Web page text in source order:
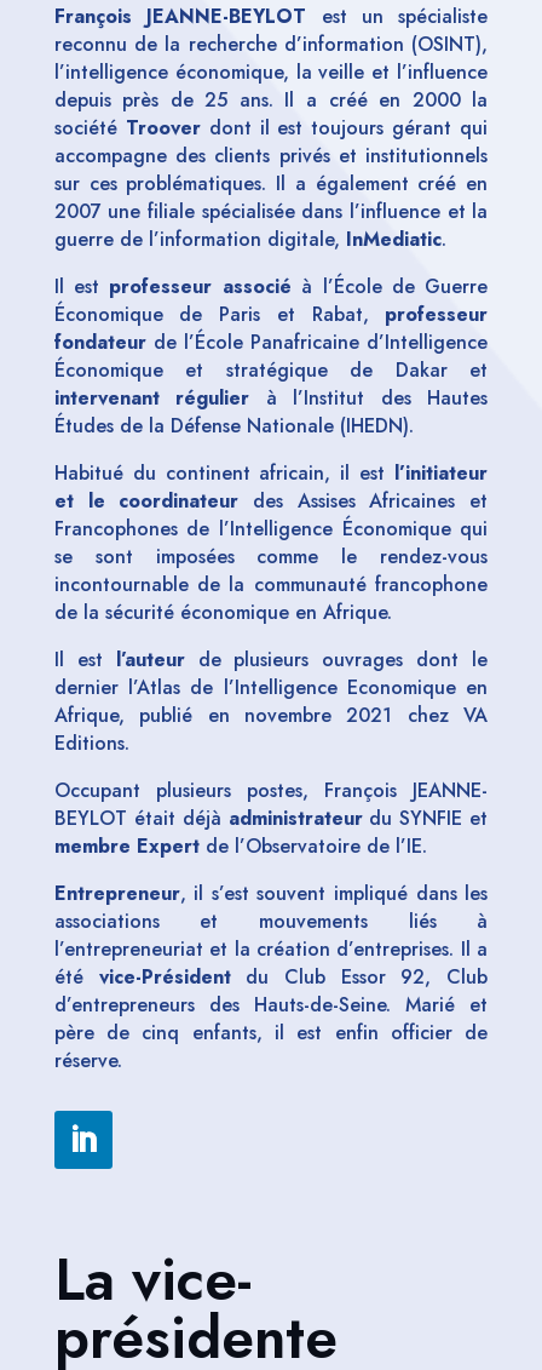
François JEANNE-BEYLOT est un spécialiste
reconnu de la recherche d’information (OSINT),
l’intelligence économique, la veille et l’influence
depuis près de 25 ans. Il a créé en 2000 la
société Trooverdont il est toujours gérant qui
accompagne des clients privés et institutionnels
sur ces problématiques. Il a également créé en
2007 une filiale spécialisée dans l’influence et la
guerre de l’information digitale, InMediatic.
Il est professeur associé à l’École de Guerre
Économique de Paris et Rabat, professeur
fondateurde l’École Panafricaine d’Intelligence
Économique et stratégique de Dakar et
intervenant régulier à l’Institut des Hautes
Études de la Défense Nationale (IHEDN).
Habitué du continent africain, il est l’initiateur
et le coordinateur des Assises Africaines et
Francophones de l’Intelligence Économique qui
se sont imposées comme le rendez-vous
incontournable de la communauté francophone
de la sécurité économique en Afrique.
Il est l’auteurde plusieurs ouvrages dont le
dernier l’Atlas de l’Intelligence Economique en
Afrique, publié en novembre 2021 chez VA
Editions.
Occupant plusieurs postes, François JEANNE-
BEYLOT était déjà administrateurdu SYNFIE et
membre Expertde l’Observatoire de l’IE.
Entrepreneur, il s’est souvent impliqué dans les
associations et mouvements liés à
l’entrepreneuriat et la création d’entreprises. Il a
été vice-Présidentdu Club Essor 92, Club
d’entrepreneurs des Hauts-de-Seine. Marié et
père de cinq enfants, il est enfin officier de
réserve.
La vice-
présidente